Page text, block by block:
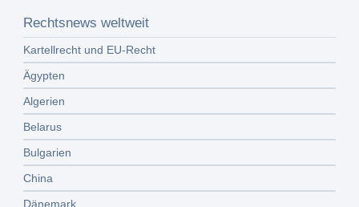
Rechtsnews weltweit
Kartellrecht und EU-Recht
Ägypten
Algerien
Belarus
Bulgarien
China
Dänemark